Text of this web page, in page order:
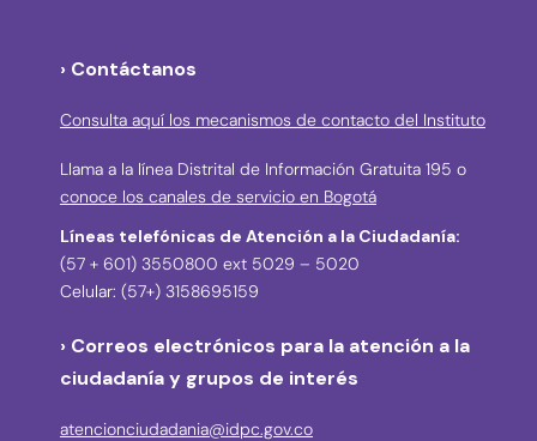
› Contáctanos
Consulta aquí los mecanismos de contacto del Instituto
Llama a la línea Distrital de Información Gratuita 195 o
conoce los canales de servicio en Bogotá
Líneas telefónicas de Atención a la Ciudadanía:
(57 + 601) 3550800 ext 5029 – 5020
Celular: (57+) 3158695159
› Correos electrónicos para la atención a la
ciudadanía y grupos de interés
atencionciudadania@idpc.gov.co